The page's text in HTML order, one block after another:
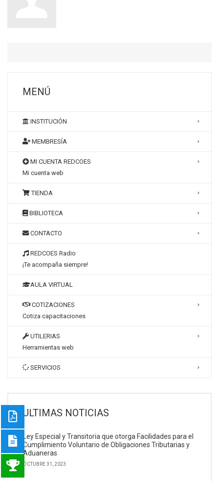
MENÚ
INSTITUCIÓN
MEMBRESÍA
MI CUENTA REDCOES
Mi cuenta web
TIENDA
BIBLIOTECA
CONTACTO
REDCOES Radio
¡Te acompaña siempre!
AULA VIRTUAL
COTIZACIONES
Cotiza capacitaciones
UTILERIAS
Herramientas web
SERVICIOS
ULTIMAS NOTICIAS
Ley Especial y Transitoria que otorga Facilidades para el
Cumplimiento Voluntario de Obligaciones Tributarias y
Aduaneras
OCTUBRE 31, 2023